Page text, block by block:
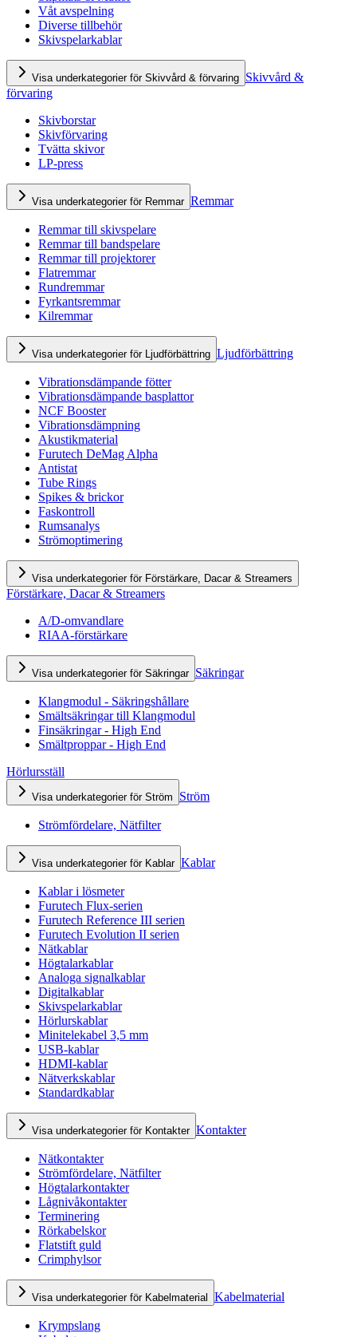
Våt avspelning
Diverse tillbehör
Skivspelarkablar
Visa underkategorier för Skivvård & förvaring Skivvård &
förvaring
Skivborstar
Skivförvaring
Tvätta skivor
LP-press
Visa underkategorier för Remmar Remmar
Remmar till skivspelare
Remmar till bandspelare
Remmar till projektorer
Flatremmar
Rundremmar
Fyrkantsremmar
Kilremmar
Visa underkategorier för Ljudförbättring Ljudförbättring
Vibrationsdämpande fötter
Vibrationsdämpande basplattor
NCF Booster
Vibrationsdämpning
Akustikmaterial
Furutech DeMag Alpha
Antistat
Tube Rings
Spikes & brickor
Faskontroll
Rumsanalys
Strömoptimering
Visa underkategorier för Förstärkare, Dacar & Streamers
Förstärkare, Dacar & Streamers
A/D-omvandlare
RIAA-förstärkare
Visa underkategorier för Säkringar Säkringar
Klangmodul - Säkringshållare
Smältsäkringar till Klangmodul
Finsäkringar - High End
Smältproppar - High End
Hörlursställ
Visa underkategorier för Ström Ström
Strömfördelare, Nätfilter
Visa underkategorier för Kablar Kablar
Kablar i lösmeter
Furutech Flux-serien
Furutech Reference III serien
Furutech Evolution II serien
Nätkablar
Högtalarkablar
Analoga signalkablar
Digitalkablar
Skivspelarkablar
Hörlurskablar
Minitelekabel 3,5 mm
USB-kablar
HDMI-kablar
Nätverkskablar
Standardkablar
Visa underkategorier för Kontakter Kontakter
Nätkontakter
Strömfördelare, Nätfilter
Högtalarkontakter
Lågnivåkontakter
Terminering
Rörkabelskor
Flatstift guld
Crimphylsor
Visa underkategorier för Kabelmaterial Kabelmaterial
Krympslang